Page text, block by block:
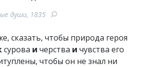
души, 1835
сказать, чтобы природа героя
сурова и черства и чувства его
чтобы он не знал ни